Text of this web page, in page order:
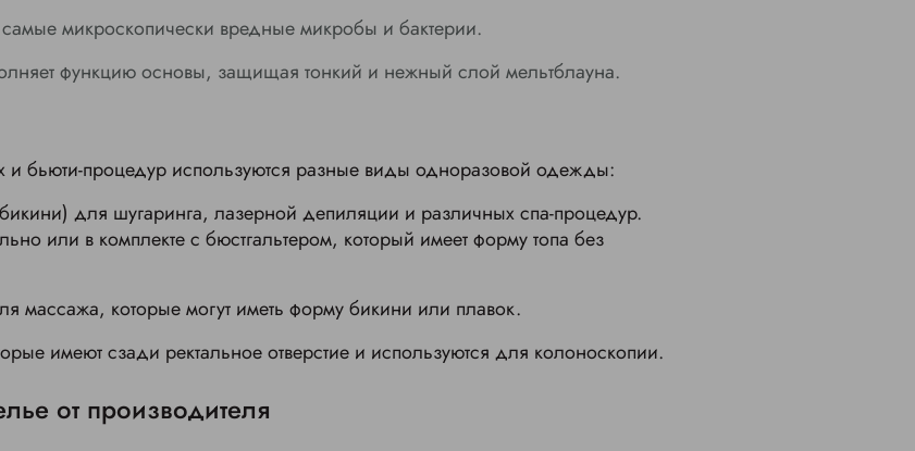
микроскопически вредные микробы и бактерии.
функцию основы, защищая тонкий и нежный слой мельтблауна.
и бьюти-процедур используются разные виды одноразовой одежды:
для шугаринга, лазерной депиляции и различных спа-процедур.
или в комплекте с бюстгальтером, который имеет форму топа без
массажа, которые могут иметь форму бикини или плавок.
имеют сзади ректальное отверстие и используются для колоноскопии.
от производителя